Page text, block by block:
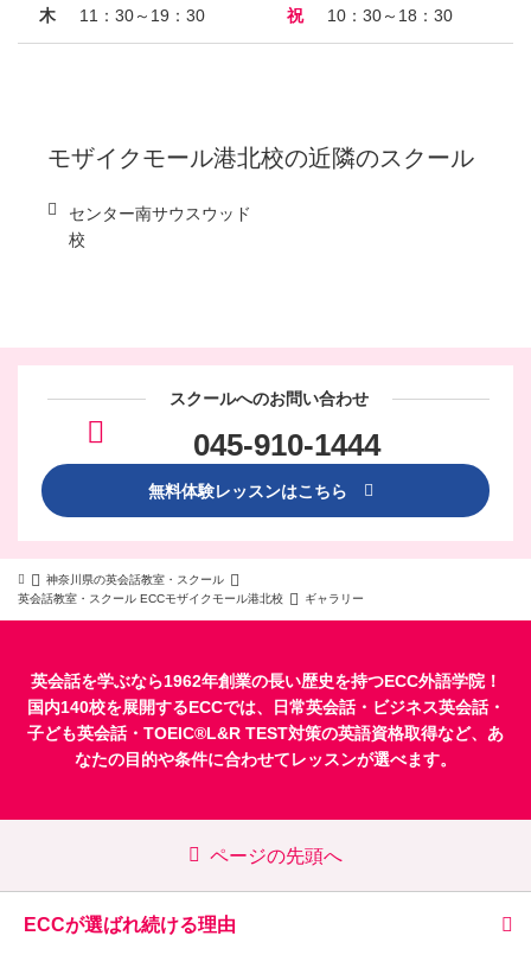
木 11：30～19：30 祝 10：30～18：30
モザイクモール港北校の近隣のスクール
センター南サウスウッド
校
スクールへのお問い合わせ
045-910-1444
無料体験レッスンはこちら
神奈川県の英会話教室・スクール
英会話教室・スクール ECCモザイクモール港北校
ギャラリー
英会話を学ぶなら1962年創業の長い歴史を持つECC外語学院！
国内140校を展開するECCでは、
日常英会話・ ビジネス英会話・
子ども英会話・ TOEIC®L&R TEST対策の英語資格取得など、あ
なたの目的や条件に合わせてレッスンが選べます。
ページの先頭へ
ECCが選ばれ続ける理由